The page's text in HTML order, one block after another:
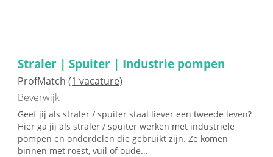
Straler | Spuiter | Industrie pompen
ProfMatch (1 vacature)
Beverwijk
Geef jij als straler / spuiter staal liever een tweede leven?
Hier ga jij als straler / spuiter werken met industriële
pompen en onderdelen die gebruikt zijn. Ze komen
binnen met roest, vuil of oude...